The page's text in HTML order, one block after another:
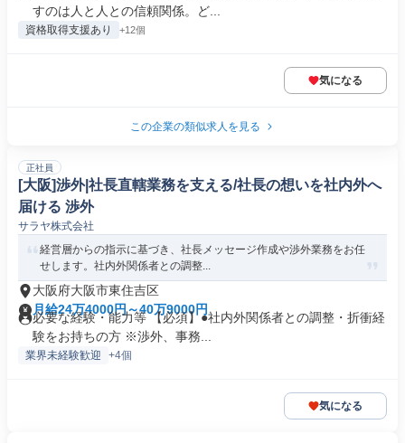
すのは人と人との信頼関係。ど...
資格取得支援あり +12個
気になる
この企業の類似求人を見る
正社員
[大阪]渉外|社長直轄業務を支える/社長の想いを社内外へ
届ける 渉外
サラヤ株式会社
経営層からの指示に基づき、社長メッセージ作成や渉外業務をお任
せします。社内外関係者との調整...
大阪府大阪市東住吉区
月給24万4000円～40万9000円
必要な経験・能力等 【必須】●社内外関係者との調整・折衝経
験をお持ちの方 ※渉外、事務...
業界未経験歓迎 +4個
気になる